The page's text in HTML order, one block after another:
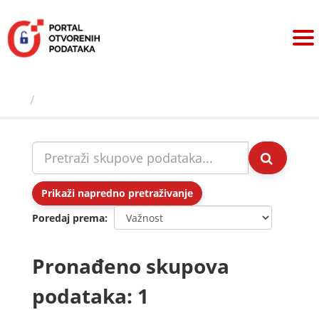
sadržaj
Prikaži napredno pretraživanje
Poredaj prema
Pronađeno skupova
podataka: 1